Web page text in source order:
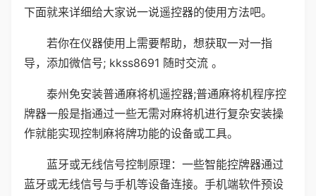
下面就来详细给大家说一说遥控器的使用方法吧。
若你在仪器使用上需要帮助，想获取一对一指
导，添加微信号; kkss8691 随时交流 。
泰州免安装普通麻将机遥控器;普通麻将机程序控
牌器一般是指通过一些无需对麻将机进行复杂安装操
作就能实现控制麻将牌功能的设备或工具。
蓝牙或无线信号控制原理：一些智能控牌器通过
蓝牙或无线信号与手机等设备连接。手机端软件预设